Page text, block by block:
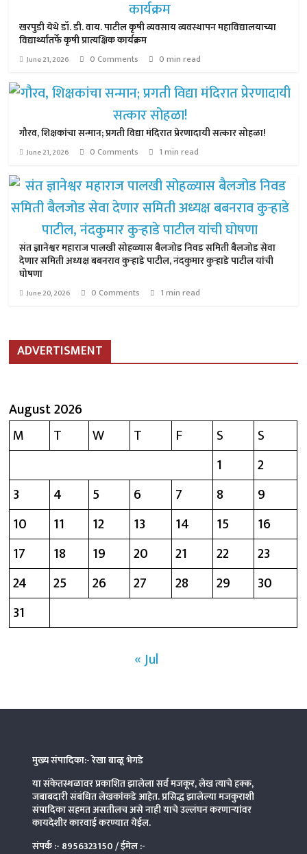
खरपुडी येथे डॉ. डी. वाय. पाटील कृषी व्यवसाय व्यवस्थापन महाविद्यालयाच्या
विद्यार्थ्यांतर्फे कृषी प्रात्यक्षिक कार्यक्रम
June 21, 2026 0 Comments 0 min read
गौरव, शिक्षकांचा सन्मान; प्रगती विद्या मंदिरात प्रेरणादायी सत्कार सोहळा!
June 21, 2026 0 Comments 1 min read
संत ज्ञानेश्वर महाराज पालखी सोहळ्यास बैलजोड निवड समिती बैलजोड सेवा
देणार समिती अध्यक्ष बबनराव कुऱ्हाडे पाटील, नंदकुमार कुऱ्हाडे पाटील यांची
घोषणा
June 20, 2026 0 Comments 1 min read
ADVERTISMENT
August 2026
M
T W T F S
S
1
2
3
4 5 6 7 8
9
10
11 12 13 14 15
16
17
18 19 20 21 22
23
24
25 26 27 28 29
30
31
« Jul
मुख्य संपादिका:- रेखा बाळू भेगडे
या संकेतस्थळावर प्रकाशित झालेला सर्व मजकूर, लेख त्याचे हक्क,
जबाबदारी संबंधित लेखकांकडे आहेत. प्रसिद्ध झालेल्या मजकुराशी
संपादिकासहमत असतीलच असे नाही याचे उल्लंघन करणाऱ्यांवर
कायदेशीर कारवाई करण्यात येईल.
संपर्क :- 8956323150/ ईमेल :-